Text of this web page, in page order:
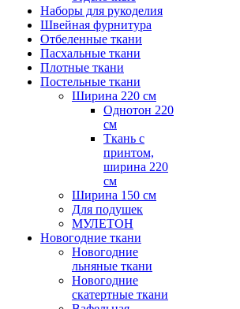
Наборы для рукоделия
Швейная фурнитура
Отбеленные ткани
Пасхальные ткани
Плотные ткани
Постельные ткани
Ширина 220 см
Однотон 220
см
Ткань с
принтом,
ширина 220
см
Ширина 150 см
Для подушек
МУЛЕТОН
Новогодние ткани
Новогодние
льняные ткани
Новогодние
скатертные ткани